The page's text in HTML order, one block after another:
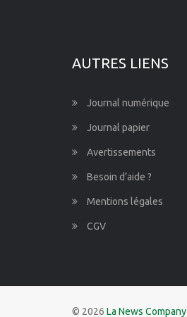
AUTRES LIENS
Journal numérique
Journal papier
Avertissements
Besoin d’aide ?
Mentions légales
CGV
© 2026 La News Company